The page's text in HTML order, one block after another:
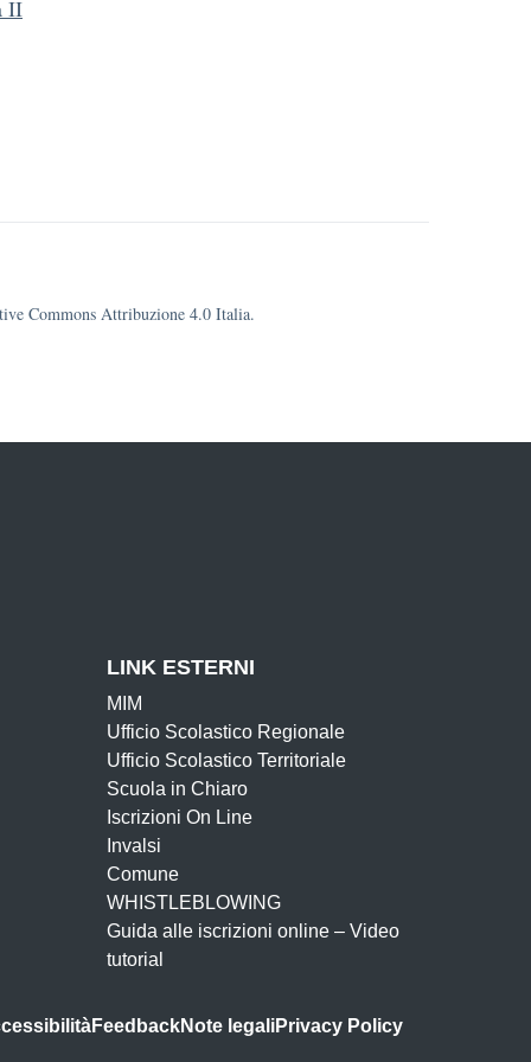
II
Commons Attribuzione 4.0 Italia.
LINK ESTERNI
MIM
Ufficio Scolastico Regionale
Ufficio Scolastico Territoriale
Scuola in Chiaro
Iscrizioni On Line
Invalsi
Comune
WHISTLEBLOWING
Guida alle iscrizioni online – Video
tutorial
FeedbackNote legaliPrivacy Policy